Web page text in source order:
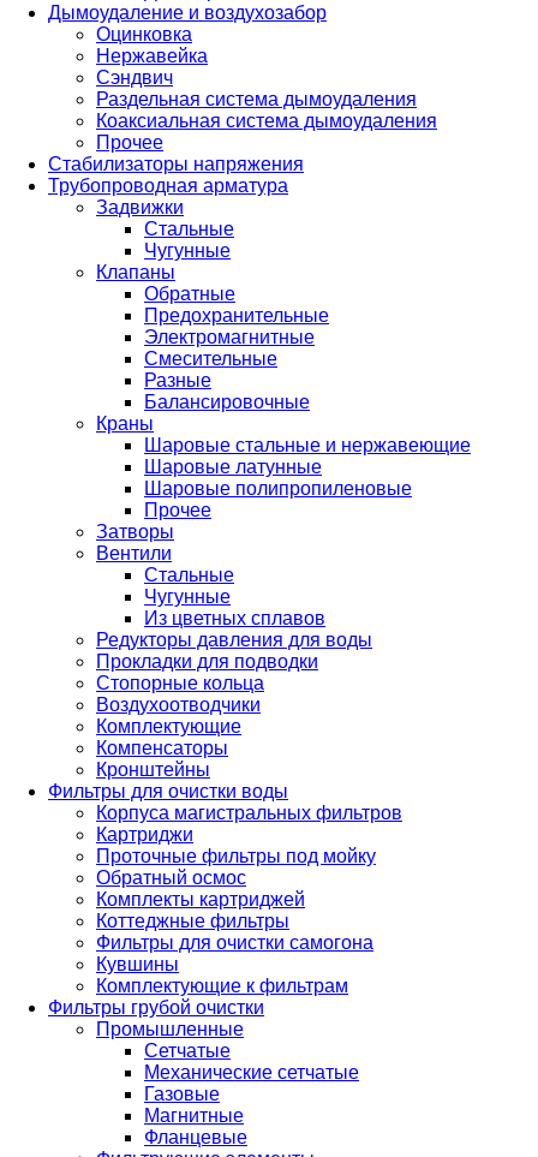
Дымоудаление и воздухозабор
Оцинковка
Нержавейка
Сэндвич
Раздельная система дымоудаления
Коаксиальная система дымоудаления
Прочее
Стабилизаторы напряжения
Трубопроводная арматура
Задвижки
Стальные
Чугунные
Клапаны
Обратные
Предохранительные
Электромагнитные
Смесительные
Разные
Балансировочные
Краны
Шаровые стальные и нержавеющие
Шаровые латунные
Шаровые полипропиленовые
Прочее
Затворы
Вентили
Стальные
Чугунные
Из цветных сплавов
Редукторы давления для воды
Прокладки для подводки
Стопорные кольца
Воздухоотводчики
Комплектующие
Компенсаторы
Кронштейны
Фильтры для очистки воды
Корпуса магистральных фильтров
Картриджи
Проточные фильтры под мойку
Обратный осмос
Комплекты картриджей
Коттеджные фильтры
Фильтры для очистки самогона
Кувшины
Комплектующие к фильтрам
Фильтры грубой очистки
Промышленные
Сетчатые
Механические сетчатые
Газовые
Магнитные
Фланцевые